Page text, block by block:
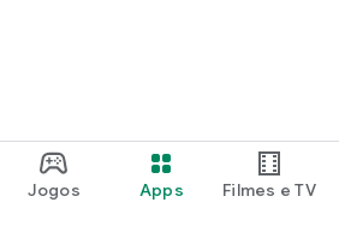
Jogos Apps Filmes e TV